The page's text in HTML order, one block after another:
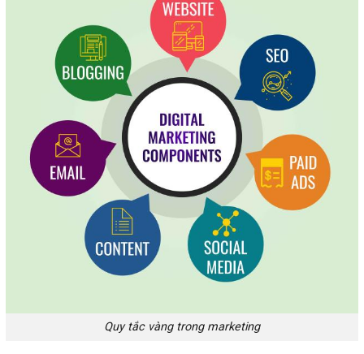
Quy tắc vàng trong marketing